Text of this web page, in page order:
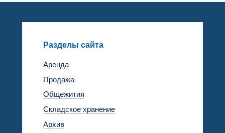
Разделы сайта
Аренда
Продажа
Общежития
Складское хранение
Архив